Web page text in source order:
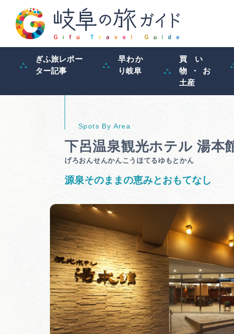
ぎふ旅レポー
ター記事
早わか
り岐阜
買い
物・お
土産
下呂温泉観光ホテル 湯本
げろおんせんかんこうほてるゆもとかん
源泉そのままの恵みとおもてなし